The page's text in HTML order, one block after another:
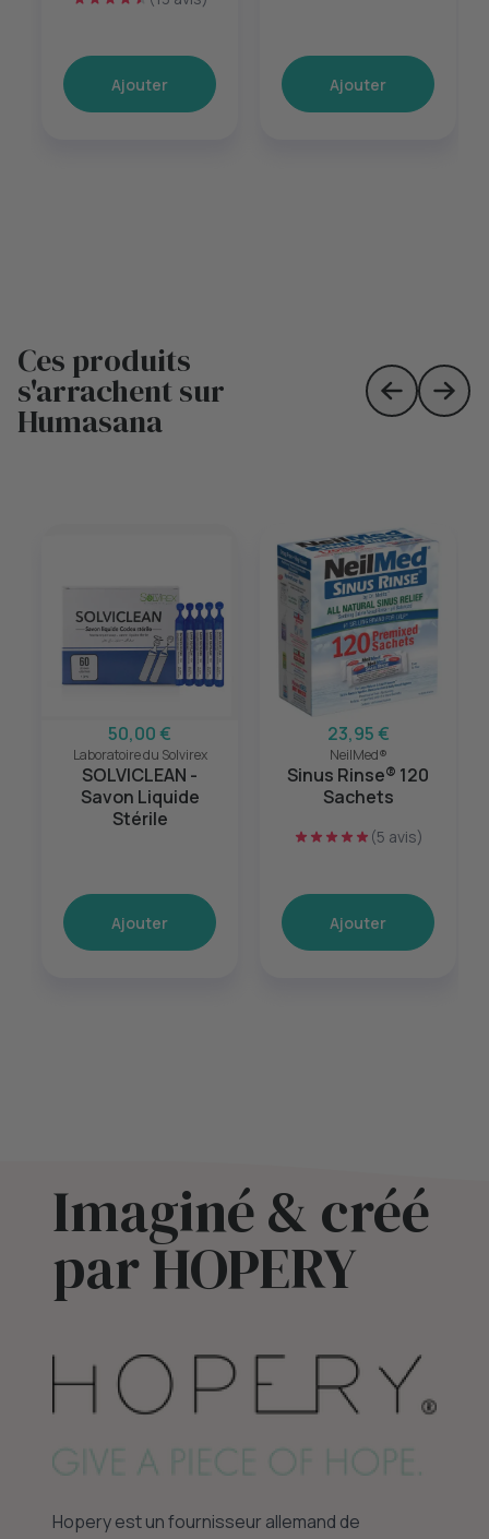
Ajouter Ajouter
Ces produits
s'arrachent sur
Humasana Skip toSkip
50,00 €
Laboratoire du Solvirex
SOLVICLEAN -
Savon Liquide
Stérile
Ajouter
23,95 €
NeilMed®
Sinus Rinse® 120
Sachets
(5 avis)
Ajouter
Imaginé & créé
par HOPERY
Hopery est un fournisseur allemand de